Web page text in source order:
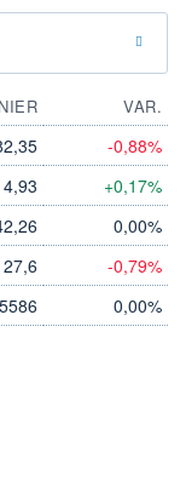
VAR.
-0,88%
+0,17%
0,00%
27,6 -0,79%
0,00%